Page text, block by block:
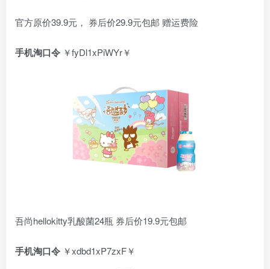
官方原价39.9元， 券后价29.9元包邮 赠运费险
手机淘口令 ￥fyDl1xPiWYr￥
吾尚hellokitty乳酸菌24瓶 券后价19.9元包邮
手机淘口令 ￥xdbd1xP7zxF￥